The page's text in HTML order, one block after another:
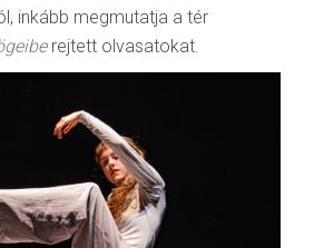
inkább megmutatja a tér
rejtett olvasatokat.